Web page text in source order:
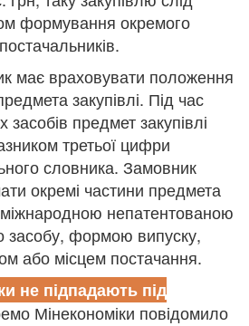
формування окремого
має враховувати положення
закупівлі. Під час
засобів предмет закупівлі
третьої цифри
словника. Замовник
окремі частини предмета
міжнародною непатентованою
засобу, формою випуску,
або місцем постачання.
не підпадають під
Мінекономіки повідомило